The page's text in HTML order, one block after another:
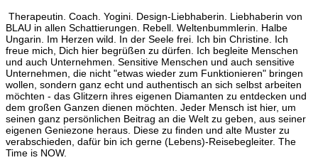
Therapeutin. Coach. Yogini. Design-Liebhaberin. Liebhaberin von
BLAU in allen Schattierungen. Rebell. Weltenbummlerin. Halbe
Ungarin. Im Herzen wild. In der Seele frei. Ich bin Christine. Ich
freue mich, Dich hier begrüßen zu dürfen. Ich begleite Menschen
und auch Unternehmen. Sensitive Menschen und auch sensitive
Unternehmen, die nicht "etwas wieder zum Funktionieren" bringen
wollen, sondern ganz echt und authentisch an sich selbst arbeiten
möchten - das Glitzern ihres eigenen Diamanten zu entdecken und
dem großen Ganzen dienen möchten. Jeder Mensch ist hier, um
seinen ganz persönlichen Beitrag an die Welt zu geben, aus seiner
eigenen Geniezone heraus. Diese zu finden und alte Muster zu
verabschieden, dafür bin ich gerne (Lebens)-Reisebegleiter. The
Time is NOW.